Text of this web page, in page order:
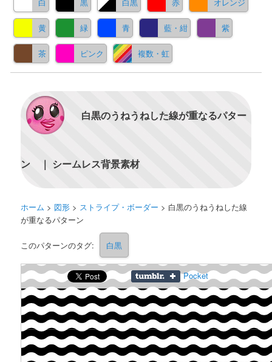
黄 緑 青 藍・紺 紫
茶 ピンク 複数・虹
白黒のうねうねした線が重なるパター
ン ｜ シームレス背景素材
ホーム > 図形 > ストライプ・ボーダー > 白黒のうねうねした線
が重なるパターン
このパターンのタグ: 白黒
Pocket